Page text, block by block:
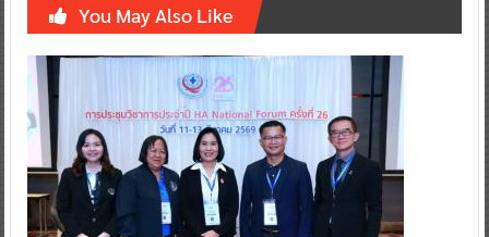
You May Also Like